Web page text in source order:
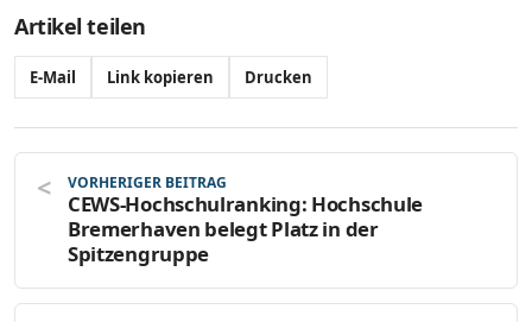
Artikel teilen
E-Mail Link kopieren Drucken
VORHERIGER BEITRAG
CEWS-Hochschulranking: Hochschule
Bremerhaven belegt Platz in der
Spitzengruppe